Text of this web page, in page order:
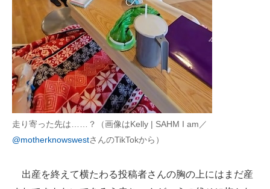
走り寄った先は……？（画像はKelly | SAHM I am／
@motherknowswestさんのTikTokから）
出産を終えて横たわる投稿者さんの胸の上にはまだ産